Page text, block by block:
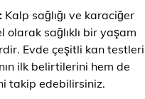
Kalp sağlığı ve karaciğer
olarak sağlıklı bir yaşam
Evde çeşitli kan testleri
ilk belirtilerini hem de
takip edebilirsiniz.